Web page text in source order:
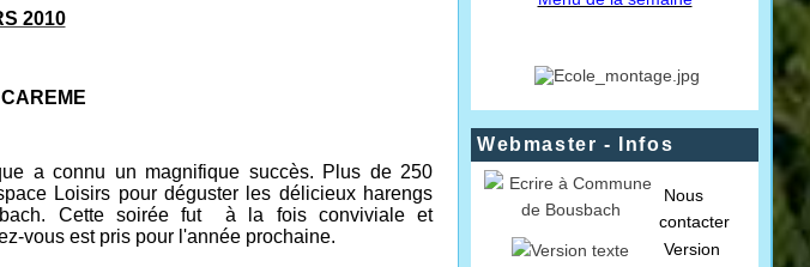
2010
a connu un magnifique succès. Plus de 250
Loisirs pour déguster les délicieux harengs
Cette soirée fut à la fois conviviale et
vous est pris pour l'année prochaine.
Webmaster - Infos
Nous
contacter
Version